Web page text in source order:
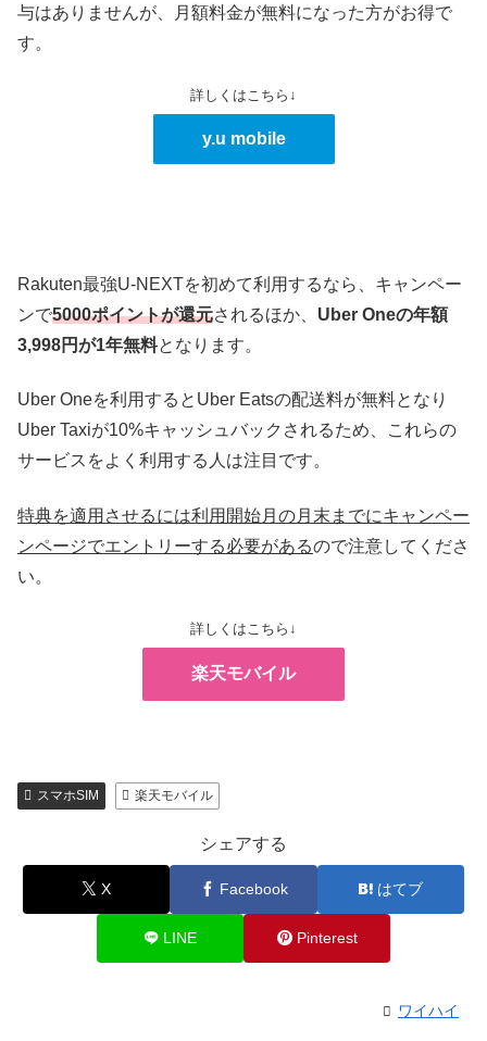
与はありませんが、月額料金が無料になった方がお得で
す。
詳しくはこちら↓
y.u mobile
Rakuten最強U-NEXTを初めて利用するなら、キャンペー
ンで5000ポイントが還元されるほか、 Uber Oneの年額
3,998円が1年無料となります。
Uber Oneを利用するとUber Eatsの配送料が無料となり
Uber Taxiが10%キャッシュバックされるため、これらの
サービスをよく利用する人は注目です。
特典を適用させるには利用開始月の月末までにキャンペー
ンページでエントリーする必要があるので注意してくださ
い。
詳しくはこちら↓
楽天モバイル
スマホSIM 楽天モバイル
シェアする
X Facebook はてブ
LINE Pinterest
ワイハイ